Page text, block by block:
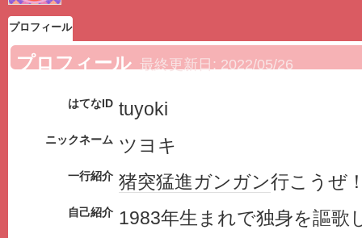
プロフィール
プロフィール 最終更新日: 2022/05/26
はてなID tuyoki
ニックネーム ツヨキ
一行紹介 猪突猛進ガンガン行こうぜ
自己紹介 1983年生まれで独身を謳歌